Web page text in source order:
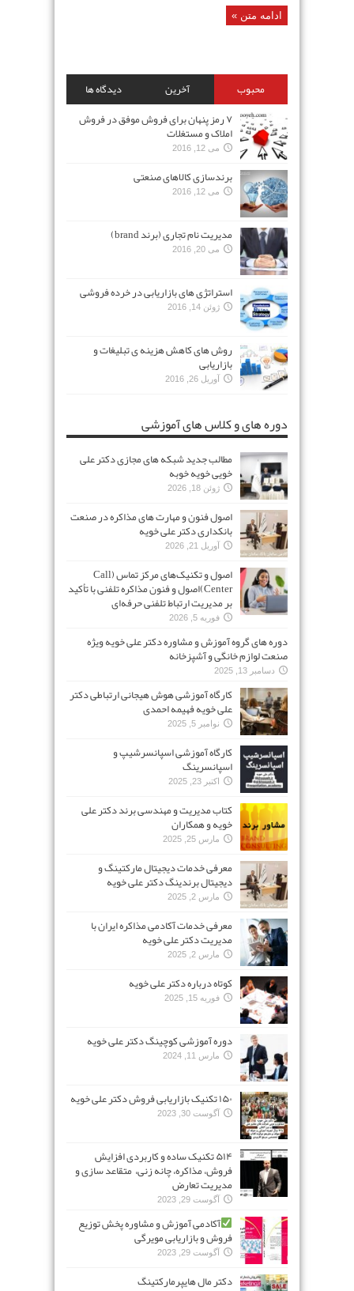
ادامه متن »
محبوب آخرین
دیدگاه ها
۷ رمز پنهان برای فروش موفق در فروش
املاک و مستغلات
می 12, 2016
برندسازی کالاهای صنعتی
می 12, 2016
مدیریت نام تجاری (برند brand)
می 20, 2016
استراتژی های بازاریابی در خرده فروشی
ژوئن 14, 2016
روش های کاهش هزینه ی تبلیغات و
بازاریابی
آوریل 26, 2016
دوره های و کلاس های آموزشی
مطالب جدید شبکه های مجازی دکتر علی
خویی خویه خوبه
ژوئن 18, 2026
اصول فنون و مهارت های مذاکره در صنعت
بانکداری دکتر علی خویه
آوریل 21, 2026
اصول و تکنیک‌های مرکز تماس (Call
Center)اصول و فنون مذاکره تلفنی با تأکید
بر مدیریت ارتباط تلفنی حرفه‌ای
فوریه 5, 2026
دوره های گروه آموزش و مشاوره دکتر علی خویه ویژه
صنعت لوازم خانگی و آشپزخانه
دسامبر 13, 2025
کارگاه آموزشی هوش هیجانی ارتباطی دکتر
علی خویه فهیمه احمدی
نوامبر 5, 2025
کارگاه آموزشی اسپانسرشیپ و
اسپانسرینگ
اکتبر 23, 2025
کتاب مدیریت و مهندسی برند دکتر علی
خویه و همکاران
مارس 25, 2025
معرفی خدمات دیجیتال مارکتینگ و
دیجیتال برندینگ دکتر علی خویه
مارس 2, 2025
معرفی خدمات آکادمی مذاکره ایران با
مدیریت دکتر علی خویه
مارس 2, 2025
کوتاه درباره دکتر علی خویه
فوریه 15, 2025
دوره آموزشی کوچینگ دکتر علی خویه
مارس 11, 2024
۱۵۰ تکنیک بازاریابی فروش دکتر علی خویه
آگوست 30, 2023
۵۱۴ تکنیک ساده و کاربردی افزایش
فروش، مذاکره، چانه زنی، متقاعد سازی و
مدیریت تعارض
آگوست 29, 2023
آکادمی آموزش و مشاوره پخش توزیع
فروش و بازاریابی مویرگی
آگوست 29, 2023
دکتر مال هایپرمارکتینگ